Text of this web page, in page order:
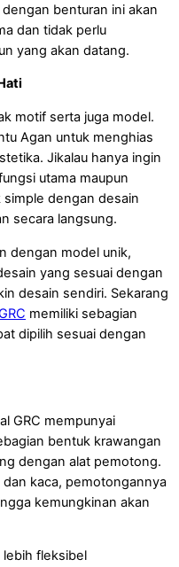
benturan ini akan
dan tidak perlu
yang akan datang.
motif serta juga model.
Agan untuk menghias
Jikalau hanya ingin
utama maupun
dengan desain
secara langsung.
dengan model unik,
yang sesuai dengan
desain sendiri. Sekarang
memiliki sebagian
dipilih sesuai dengan
GRC mempunyai
bentuk krawangan
dengan alat pemotong.
kaca, pemotongannya
kemungkinan akan
lebih fleksibel